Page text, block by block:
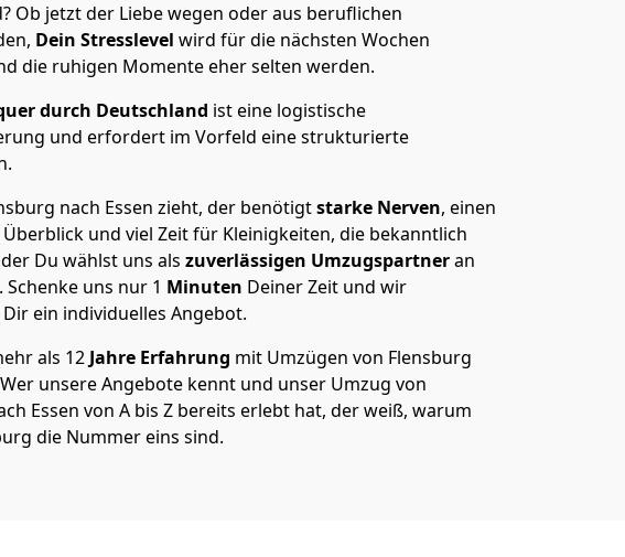
Ob jetzt der Liebe wegen oder aus beruflichen
Dein Stresslevel wird für die nächsten Wochen
die ruhigen Momente eher selten werden.
durch Deutschland ist eine logistische
und erfordert im Vorfeld eine strukturierte
nach Essen zieht, der benötigtstarke Nerven, einen
und viel Zeit für Kleinigkeiten, die bekanntlich
Du wählst uns als zuverlässigen Umzugspartneran
Schenke uns nur 1 Minuten Deiner Zeit und wir
ein individuelles Angebot.
als 12 Jahre Erfahrung mit Umzügen von Flensburg
unsere Angebote kennt und unser Umzug von
Essen von A bis Z bereits erlebt hat, der weiß, warum
die Nummer eins sind.